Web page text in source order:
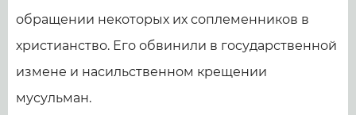
обращении некоторых их соплеменников в
христианство. Его обвинили в государственной
измене и насильственном крещении
мусульман.